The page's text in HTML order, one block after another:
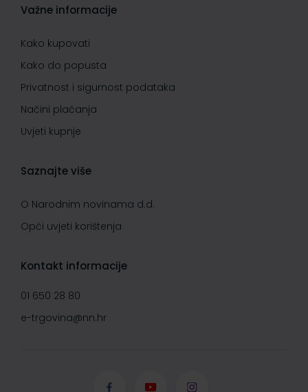
Važne informacije
Kako kupovati
Kako do popusta
Privatnost i sigurnost podataka
Načini plaćanja
Uvjeti kupnje
Saznajte više
O Narodnim novinama d.d.
Opći uvjeti korištenja
Kontakt informacije
01 650 28 80
e-trgovina@nn.hr